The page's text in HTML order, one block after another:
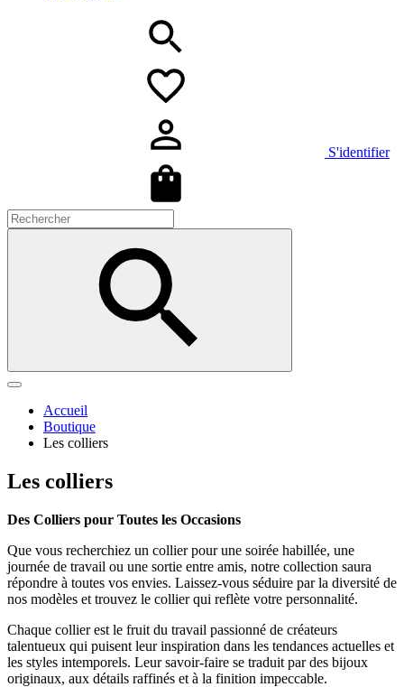
S'identifier
Accueil
Boutique
Les colliers
Les colliers
Des Colliers pour Toutes les Occasions
Que vous recherchiez un collier pour une soirée habillée, une
journée de travail ou une sortie entre amis, notre collection saura
répondre à toutes vos envies. Laissez-vous séduire par la diversité de
nos modèles et trouvez le collier qui reflète votre personnalité.
Chaque collier est le fruit du travail passionné de créateurs
talentueux qui puisent leur inspiration dans les tendances actuelles et
les styles intemporels. Leur savoir-faire se traduit par des bijoux
originaux, aux détails raffinés et à la finition impeccable.